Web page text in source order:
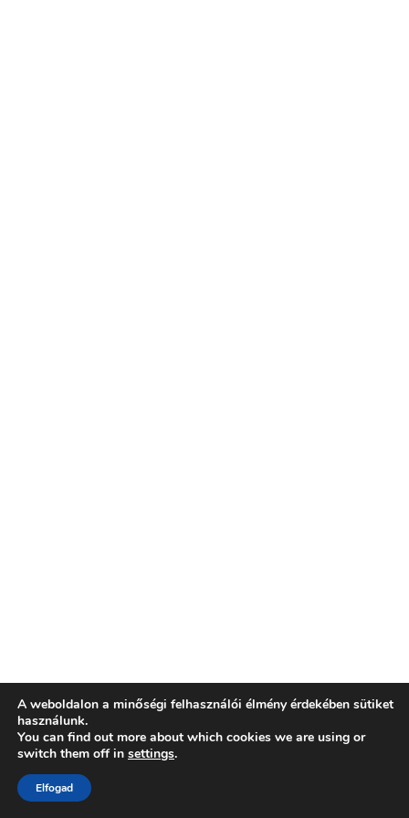
A weboldalon a minőségi felhasználói élmény érdekében sütiket
használunk.
You can find out more about which cookies we are using or
switch them off in settings.
Elfogad